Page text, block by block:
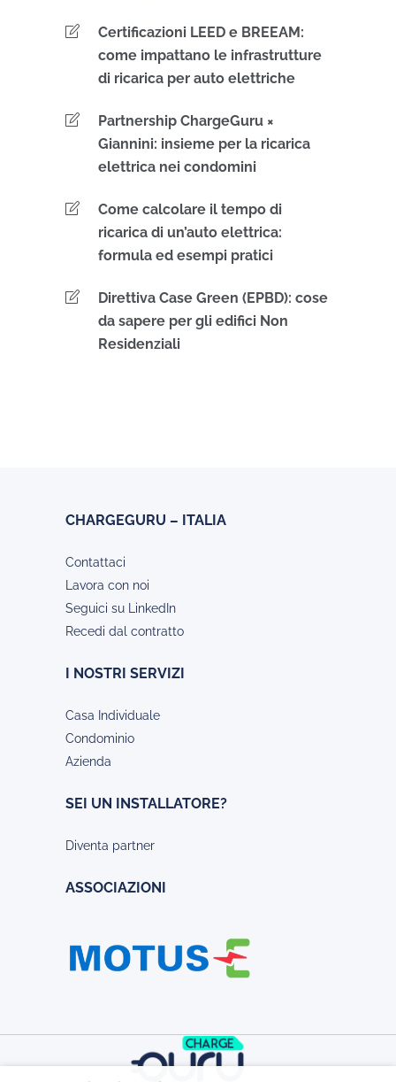
Certificazioni LEED e BREEAM:
come impattano le infrastrutture
di ricarica per auto elettriche
Partnership ChargeGuru ×
Giannini: insieme per la ricarica
elettrica nei condomini
Come calcolare il tempo di
ricarica di un’auto elettrica:
formula ed esempi pratici
Direttiva Case Green (EPBD): cose
da sapere per gli edifici Non
Residenziali
CHARGEGURU – ITALIA
Contattaci
Lavora con noi
Seguici su LinkedIn
Recedi dal contratto
I NOSTRI SERVIZI
Casa Individuale
Condominio
Azienda
SEI UN INSTALLATORE?
Diventa partner
ASSOCIAZIONI